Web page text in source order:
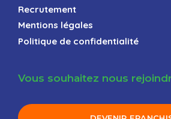
Recrutement
Mentions légales
Politique de confidentialité
Vous souhaitez nous